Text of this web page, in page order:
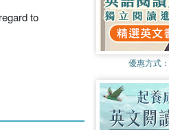
to
優惠方式：